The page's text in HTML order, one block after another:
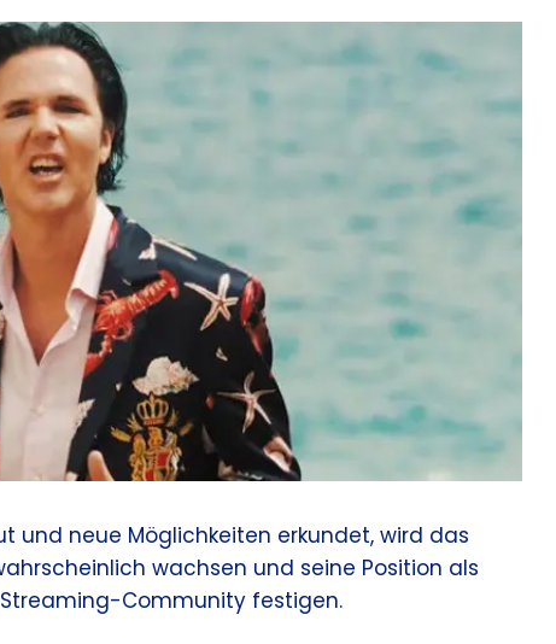
und neue Möglichkeiten erkundet, wird das
wachsen und seine Position als
Community festigen.